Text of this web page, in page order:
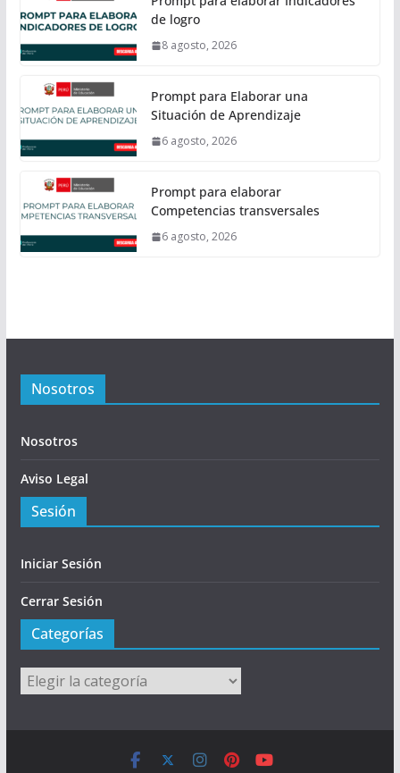
de logro
8 agosto, 2026
Prompt para Elaborar una
Situación de Aprendizaje
6 agosto, 2026
Prompt para elaborar
Competencias transversales
6 agosto, 2026
Nosotros
Nosotros
Aviso Legal
Sesión
Iniciar Sesión
Cerrar Sesión
Categorías
Categorías